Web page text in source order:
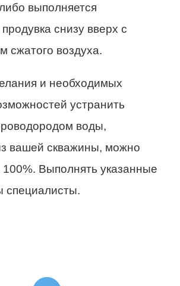
выполняется
снизу вверх с
сжатого воздуха.
и необходимых
устранить
воды,
вашей скважины, можно
100%. Выполнять указанные
специалисты.